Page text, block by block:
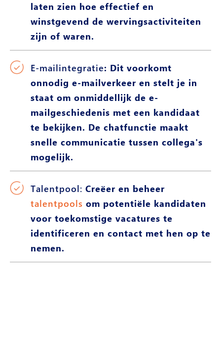
laten zien hoe effectief en
winstgevend de wervingsactiviteiten
zijn of waren.
E-mailintegratie: Dit voorkomt
onnodig e-mailverkeer en stelt je in
staat om onmiddellijk de e-
mailgeschiedenis met een kandidaat
te bekijken. De chatfunctie maakt
snelle communicatie tussen collega's
mogelijk.
Talentpool: Creëer en beheer
talentpools om potentiële kandidaten
voor toekomstige vacatures te
identificeren en contact met hen op te
nemen.